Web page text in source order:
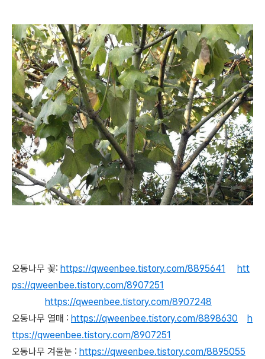
오동나무 꽃: https://qweenbee.tistory.com/8895641
htt
ps://qweenbee.tistory.com/8907251
https://qweenbee.tistory.com/8907248
오동나무 열매 : https://qweenbee.tistory.com/8898630
h
ttps://qweenbee.tistory.com/8907251
오동나무 겨울눈 : https://qweenbee.tistory.com/8895055